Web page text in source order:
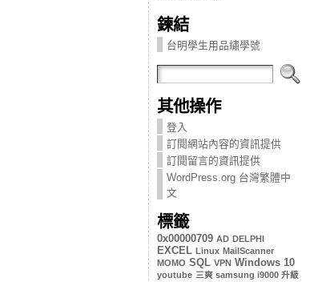
鍊結
台明學生用品繡學號
其他操作
登入
訂閱網站內容的資訊提供
訂閱留言的資訊提供
WordPress.org 台灣繁體中
文
標籤
0x00000709 AD DELPHI
EXCEL Linux MailScanner
MOMO SQL VPN Windows 10
youtube 三爽 samsung i9000 升級